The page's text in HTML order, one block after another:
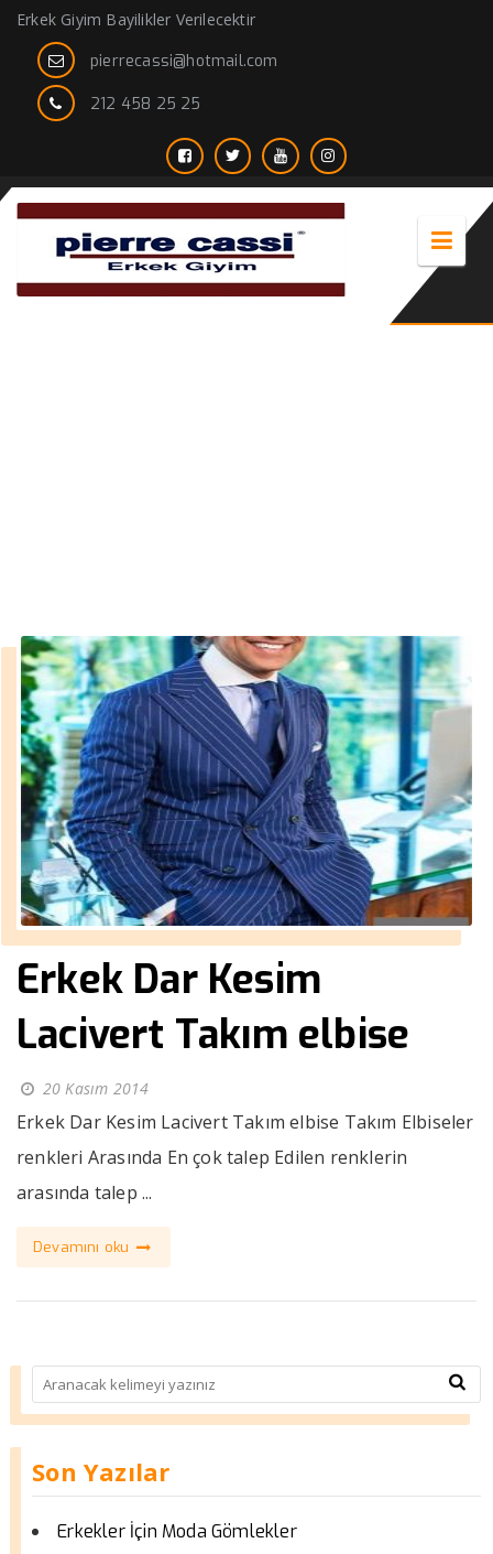
Erkek Giyim Bayilikler Verilecektir
pierrecassi@hotmail.com
212 458 25 25
Erkek Dar Kesim
Lacivert Takım elbise
20 Kasım 2014
Erkek Dar Kesim Lacivert Takım elbise Takım Elbiseler
renkleri Arasında En çok talep Edilen renklerin
arasında talep ...
Devamını oku
Son Yazılar
Erkekler İçin Moda Gömlekler